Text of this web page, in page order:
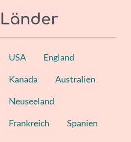
Länder
USA England
Kanada Australien
Neuseeland
Frankreich Spanien